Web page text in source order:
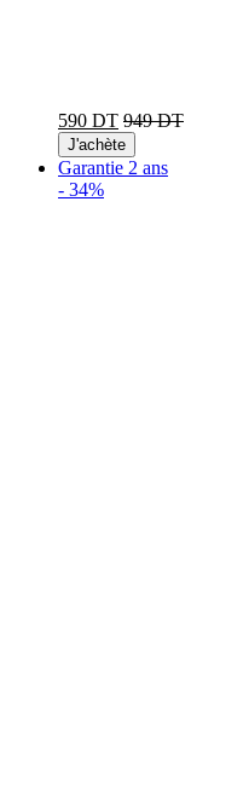
590 DT 949 DT
J'achète
Garantie 2 ans
- 34%